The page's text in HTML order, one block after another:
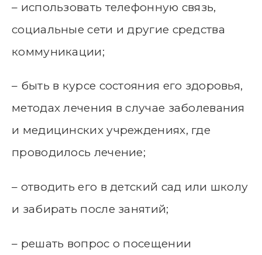
– использовать телефонную связь,
социальные сети и другие средства
коммуникации;
– быть в курсе состояния его здоровья,
методах лечения в случае заболевания
и медицинских учреждениях, где
проводилось лечение;
– отводить его в детский сад или школу
и забирать после занятий;
– решать вопрос о посещении